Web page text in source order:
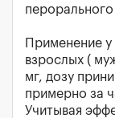
Применение у
взрослых (
мг, дозу
примерно за
Учитывая